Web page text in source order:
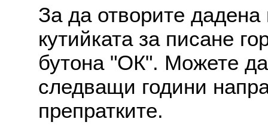
За да отворите
кутийката за писане
бутона "ОК". Можете
следващи години
препратките.